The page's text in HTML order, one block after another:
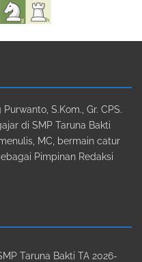
S.Kom., Gr. CPS.
di SMP Taruna Bakti
MC, bermain catur
Pimpinan Redaksi
Taruna Bakti TA 2026-